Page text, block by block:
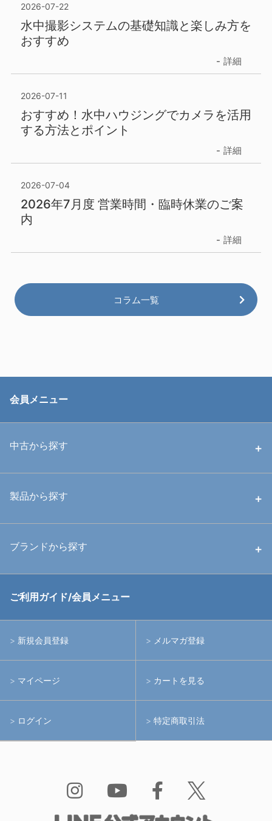
2026-07-22
水中撮影システムの基礎知識と楽しみ方を
おすすめ
詳細
2026-07-11
おすすめ！水中ハウジングでカメラを活用
する方法とポイント
詳細
2026-07-04
2026年7月度 営業時間・臨時休業のご案
内
詳細
コラム一覧
会員メニュー
中古から探す
中古ハウジング
中古アームシステム
製品から探す
ハウジング
水中用品
ブランドから探す
RGBlue
イノン
フィッシュアイ
ご利用ガイド/会員メニュー
新規会員登録 メルマガ登録
マイページ カートを見る
ログイン 特定商取引法